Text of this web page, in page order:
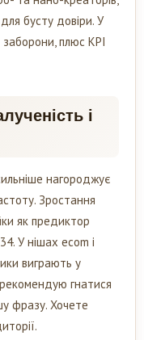
бусту довіри. У
заборони, плюс KPI
і
нагороджує
Зростання
як предиктор
У нішах ecom і
виграють у
гнатися
фразу. Хочете